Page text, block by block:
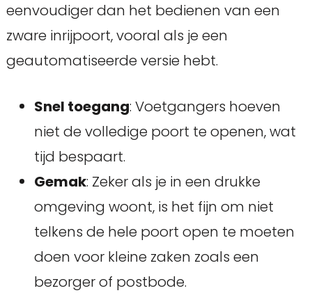
eenvoudiger dan het bedienen van een
zware inrijpoort, vooral als je een
geautomatiseerde versie hebt.
Snel toegang: Voetgangers hoeven
niet de volledige poort te openen, wat
tijd bespaart.
Gemak: Zeker als je in een drukke
omgeving woont, is het fijn om niet
telkens de hele poort open te moeten
doen voor kleine zaken zoals een
bezorger of postbode.